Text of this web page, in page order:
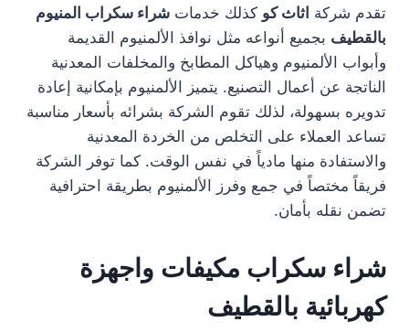
تقدم شركة اثاث كو كذلك خدماتشراء سكراب المنيوم
بالقطيف بجميع أنواعه مثل نوافذ الألمنيوم القديمة
وأبواب الألمنيوم وهياكل المطابخ والمخلفات المعدنية
الناتجة عن أعمال التصنيع. يتميز الألمنيوم بإمكانية إعادة
تدويره بسهولة، لذلك تقوم الشركة بشرائه بأسعار مناسبة
تساعد العملاء على التخلص من الخردة المعدنية
والاستفادة منها مادياً في نفس الوقت. كما توفر الشركة
فريقاً مختصاً في جمع وفرز الألمنيوم بطريقة احترافية
تضمن نقله بأمان.
شراء سكراب مكيفات واجهزة
كهربائية بالقطيف